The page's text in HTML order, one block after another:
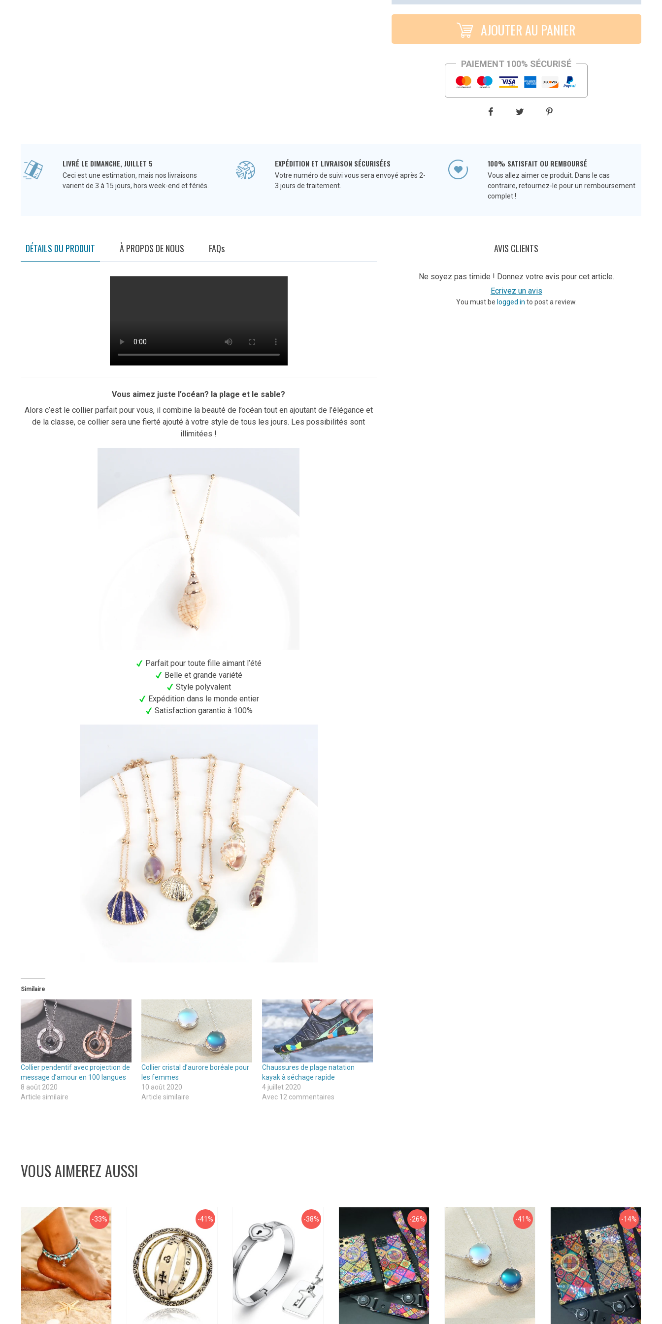
AJOUTER AU PANIER
PAIEMENT 100% SÉCURISÉ
LIVRÉ LE DIMANCHE, JUILLET 5
Ceci est une estimation, mais nos livraisons
varient de 3 à 15 jours, hors week-end et fériés.
EXPÉDITION ET LIVRAISON SÉCURISÉES
Votre numéro de suivi vous sera envoyé après 2-
3 jours de traitement.
100% SATISFAIT OU REMBOURSÉ
Vous allez aimer ce produit. Dans le cas
contraire, retournez-le pour un remboursement
complet !
DÉTAILS DU PRODUIT À PROPOS DE NOUS FAQs
Vous aimez juste l’océan? la plage et le sable?
Alors c’est le collier parfait pour vous, il combine la beauté de l’océan tout en ajoutant de l’élégance et
de la classe, ce collier sera une fierté ajouté à votre style de tous les jours. Les possibilités sont
illimitées !
Parfait pour toute fille aimant l’été
Belle et grande variété
Style polyvalent
Expédition dans le monde entier
Satisfaction garantie à 100%
Similaire
Collier pendentif avec projection de
message d’amour en 100 langues
8 août 2020
Article similaire
Collier cristal d’aurore boréale pour
les femmes
10 août 2020
Article similaire
Chaussures de plage natation
kayak à séchage rapide
4 juillet 2020
Avec 12 commentaires
AVIS CLIENTS
Ne soyez pas timide ! Donnez votre avis pour cet article.
Ecrivez un avis
You must be logged in to post a review.
VOUS AIMEREZ AUSSI
-33% -41% -38% -26% -41% -14%